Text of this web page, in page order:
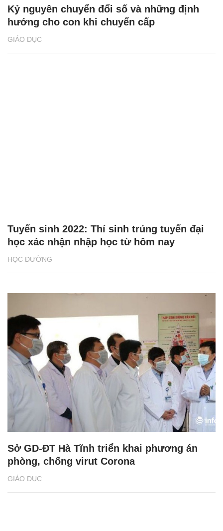
GIÁO DỤC
Kỷ nguyên chuyển đổi số và những định
hướng cho con khi chuyển cấp
HỌC ĐƯỜNG
Tuyển sinh 2022: Thí sinh trúng tuyển đại
học xác nhận nhập học từ hôm nay
GIÁO DỤC
Sở GD-ĐT Hà Tĩnh triển khai phương án
phòng, chống virut Corona